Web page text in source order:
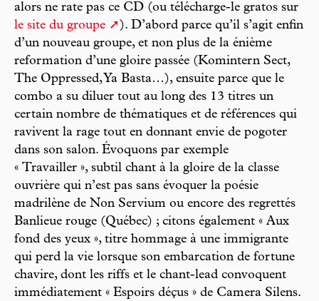
alors ne rate pas ce CD (ou télécharge-le gratos sur
le site du groupe
). D’abord parce qu’il s’agit enfin
d’un nouveau groupe, et non plus de la énième
reformation d’une gloire passée (Komintern Sect,
The Oppressed, Ya Basta…), ensuite parce que le
combo a su diluer tout au long des 13 titres un
certain nombre de thématiques et de références qui
ravivent la rage tout en donnant envie de pogoter
dans son salon. Évoquons par exemple
« Travailler », subtil chant à la gloire de la classe
ouvrière qui n’est pas sans évoquer la poésie
madrilène de Non Servium ou encore des regrettés
Banlieue rouge (Québec) ; citons également « Aux
fond des yeux », titre hommage à une immigrante
qui perd la vie lorsque son embarcation de fortune
chavire, dont les riffs et le chant-lead convoquent
immédiatement « Espoirs déçus » de Camera Silens.